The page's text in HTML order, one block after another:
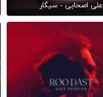
علی اصحابی - سیگار